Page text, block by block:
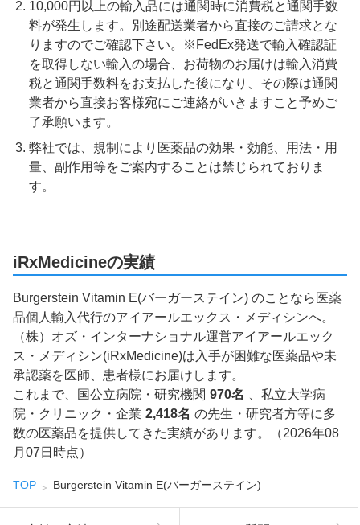
10,000円以上の輸入品には通関時に消費税と通関手数
料が発生します。別途配送業者から直接のご請求とな
りますのでご確認下さい。※FedEx発送で輸入確認証
を取得しない輸入の場合、お荷物のお届けは輸入消費
税と通関手数料をお支払した後になり、その際は通関
業者から直接お客様宛にご連絡がいきますこと予めご
了承願います。
弊社では、規制により医薬品の効果・効能、用法・用
量、副作用等をご案内することは禁じられておりま
す。
iRxMedicineの実績
Burgerstein Vitamin E(バーガーステイン) のことなら医薬
品個人輸入代行のアイアールエックス・メディシンへ。
（株）オズ・インターナショナル運営アイアールエック
ス・メディシン(iRxMedicine)は入手が困難な医薬品や未
承認薬を医師、患者様にお届けします。
これまで、国公立病院・研究機関 970名
、私立大学病
院・クリニック・企業 2,418名 の先生・研究者方等に多
数の医薬品を提供してきた実績があります。（2026年08
月07日時点）
TOP Burgerstein Vitamin E(バーガーステイン)